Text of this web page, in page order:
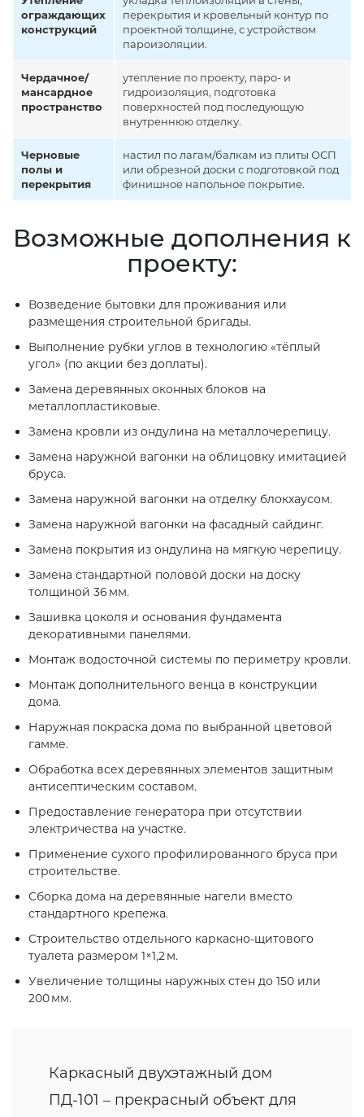
ограждающих
конструкций
перекрытия и кровельный контур по
проектной толщине, с устройством
пароизоляции.
Чердачное/
мансардное
пространство
утепление по проекту, паро- и
гидроизоляция, подготовка
поверхностей под последующую
внутреннюю отделку.
Черновые
полы и
перекрытия
настил по лагам/балкам из плиты ОСП
или обрезной доски с подготовкой под
финишное напольное покрытие.
Возможные дополнения к
проекту:
Возведение бытовки для проживания или
размещения строительной бригады.
Выполнение рубки углов в технологию «тёплый
угол» (по акции без доплаты).
Замена деревянных оконных блоков на
металлопластиковые.
Замена кровли из ондулина на металлочерепицу.
Замена наружной вагонки на облицовку имитацией
бруса.
Замена наружной вагонки на отделку блокхаусом.
Замена наружной вагонки на фасадный сайдинг.
Замена покрытия из ондулина на мягкую черепицу.
Замена стандартной половой доски на доску
толщиной 36 мм.
Зашивка цоколя и основания фундамента
декоративными панелями.
Монтаж водосточной системы по периметру кровли.
Монтаж дополнительного венца в конструкции
дома.
Наружная покраска дома по выбранной цветовой
гамме.
Обработка всех деревянных элементов защитным
антисептическим составом.
Предоставление генератора при отсутствии
электричества на участке.
Применение сухого профилированного бруса при
строительстве.
Сборка дома на деревянные нагели вместо
стандартного крепежа.
Строительство отдельного каркасно‑щитового
туалета размером 1×1,2 м.
Увеличение толщины наружных стен до 150 или
200 мм.
Каркасный двухэтажный дом
ПД-101 – прекрасный объект для